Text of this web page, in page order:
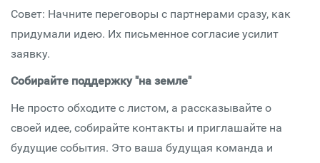
Совет: Начните переговоры с партнерами сразу, как
придумали идею. Их письменное согласие усилит
заявку.
Собирайте поддержку "на земле"
Не просто обходите с листом, а рассказывайте о
своей идее, собирайте контакты и приглашайте на
будущие события. Это ваша будущая команда и